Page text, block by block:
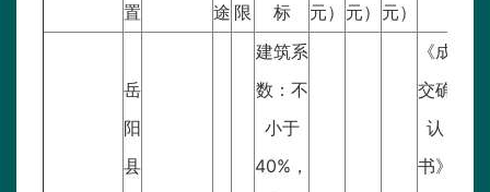
置
途 限
标
元） 元） 元）
岳
阳
县
建筑系
数：不
小于
40%，
《成
交确
认
书》